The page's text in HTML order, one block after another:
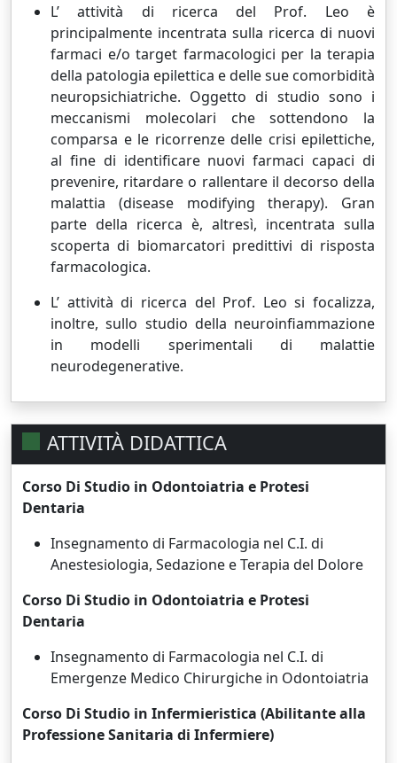
L’ attività di ricerca del Prof. Leo è
principalmente incentrata sulla ricerca di nuovi
farmaci e/o target farmacologici per la terapia
della patologia epilettica e delle sue comorbidità
neuropsichiatriche. Oggetto di studio sono i
meccanismi molecolari che sottendono la
comparsa e le ricorrenze delle crisi epilettiche,
al fine di identificare nuovi farmaci capaci di
prevenire, ritardare o rallentare il decorso della
malattia (disease modifying therapy). Gran
parte della ricerca è, altresì, incentrata sulla
scoperta di biomarcatori predittivi di risposta
farmacologica.
L’ attività di ricerca del Prof. Leo si focalizza,
inoltre, sullo studio della neuroinfiammazione
in modelli sperimentali di malattie
neurodegenerative.
ATTIVITÀ DIDATTICA
Corso Di Studio in Odontoiatria e Protesi
Dentaria
Insegnamento di Farmacologia nel C.I. di
Anestesiologia, Sedazione e Terapia del Dolore
Corso Di Studio in Odontoiatria e Protesi
Dentaria
Insegnamento di Farmacologia nel C.I. di
Emergenze Medico Chirurgiche in Odontoiatria
Corso Di Studio in Infermieristica (Abilitante alla
Professione Sanitaria di Infermiere)